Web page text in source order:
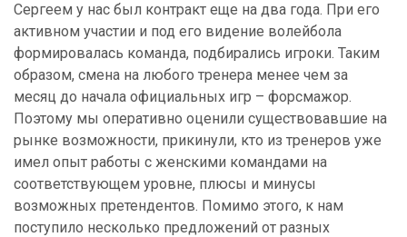
Сергеем у нас был контракт еще на два года. При его
активном участии и под его видение волейбола
формировалась команда, подбирались игроки. Таким
образом, смена на любого тренера менее чем за
месяц до начала официальных игр – форсмажор.
Поэтому мы оперативно оценили существовавшие на
рынке возможности, прикинули, кто из тренеров уже
имел опыт работы с женскими командами на
соответствующем уровне, плюсы и минусы
возможных претендентов. Помимо этого, к нам
поступило несколько предложений от разных